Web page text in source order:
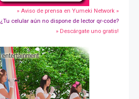
» Aviso de prensa en Yumeki Network »
¿Tu celular aún no dispone de lector qr-code?
» Descárgate uno gratis!